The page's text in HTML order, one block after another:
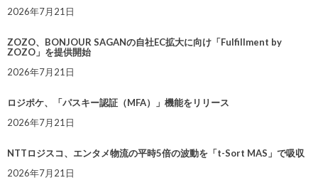
2026年7月21日
ZOZO、BONJOUR SAGANの自社EC拡大に向け「Fulfillment by
ZOZO」を提供開始
2026年7月21日
ロジポケ、「パスキー認証（MFA）」機能をリリース
2026年7月21日
NTTロジスコ、エンタメ物流の平時5倍の波動を「t-Sort MAS」で吸収
2026年7月21日